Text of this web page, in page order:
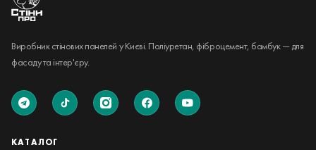
Виробник стінових панелей у Києві. Поліуретан, фіброцемент, бамбук — для
фасаду та інтер'єру.
КАТАЛОГ